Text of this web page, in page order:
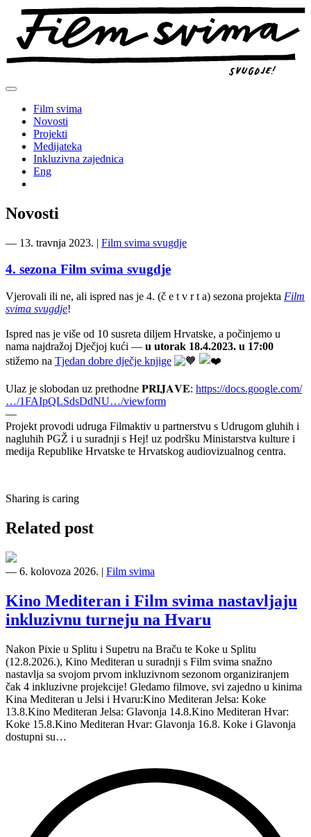
Preskoči
sadržaj
Film svima
Novosti
Projekti
Medijateka
Inkluzivna zajednica
Eng
Novosti
― 13. travnja 2023. | Film svima svugdje
4. sezona Film svima svugdje
Vjerovali ili ne, ali ispred nas je 4. (č e t v r t a) sezona projekta Film
svima svugdje!
Ispred nas je više od 10 susreta diljem Hrvatske, a počinjemo u
nama najdražoj Dječjoj kući — u utorak 18.4.2023. u 17:00
stižemo na Tjedan dobre dječje knjige
Ulaz je slobodan uz prethodne 𝐏𝐑𝐈𝐉𝐀𝐕𝐄: https://docs.google.com/
…/1FAIpQLSdsDdNU…/viewform
—
Projekt provodi udruga Filmaktiv u partnerstvu s Udrugom gluhih i
nagluhih PGŽ i u suradnji s Hej! uz podršku Ministarstva kulture i
medija Republike Hrvatske te Hrvatskog audiovizualnog centra.
Sharing is caring
Related post
― 6. kolovoza 2026. | Film svima
Kino Mediteran i Film svima nastavljaju
inkluzivnu turneju na Hvaru
Nakon Pixie u Splitu i Supetru na Braču te Koke u Splitu
(12.8.2026.), Kino Mediteran u suradnji s Film svima snažno
nastavlja sa svojom prvom inkluzivnom sezonom organiziranjem
čak 4 inkluzivne projekcije! Gledamo filmove, svi zajedno u kinima
Kina Mediteran u Jelsi i Hvaru:Kino Mediteran Jelsa: Koke
13.8.Kino Mediteran Jelsa: Glavonja 14.8.Kino Mediteran Hvar:
Koke 15.8.Kino Mediteran Hvar: Glavonja 16.8. Koke i Glavonja
dostupni su…